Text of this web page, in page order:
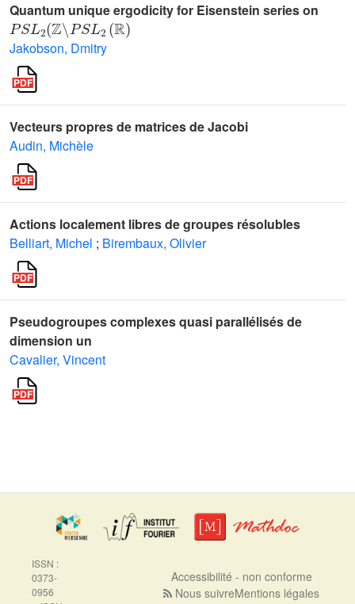
Quantum unique ergodicity for Eisenstein series on
PSL2(ℤ∖PSL2(ℝ)
Jakobson, Dmitry
Vecteurs propres de matrices de Jacobi
Audin, Michèle
Actions localement libres de groupes résolubles
Belliart, Michel ; Birembaux, Olivier
Pseudogroupes complexes quasi parallélisés de
dimension un
Cavalier, Vincent
ISSN :
0373-
0956
Accessibilité - non conforme
Nous suivreMentions légales